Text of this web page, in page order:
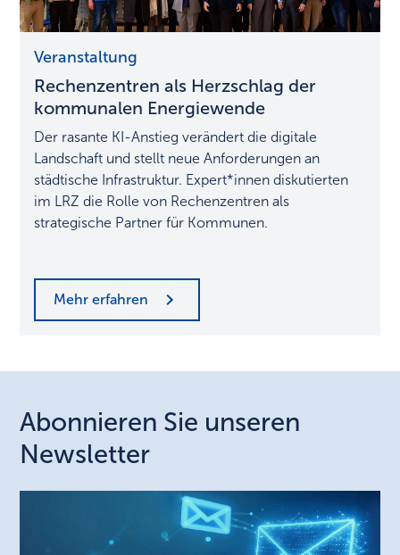
als
Herzschlag
der
kommunalen
Energiewende
Veranstaltung
Rechenzentren als Herzschlag der
kommunalen Energiewende
Der rasante KI-Anstieg verändert die digitale
Landschaft und stellt neue Anforderungen an
städtische Infrastruktur. Expert*innen diskutierten
im LRZ die Rolle von Rechenzentren als
strategische Partner für Kommunen.
Mehr erfahren
Abonnieren Sie unseren
Newsletter